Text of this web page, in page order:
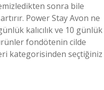
sonra bile
Power Stay Avon ne
kalıcılık ve 10 günlük
fondötenin cilde
kategorisinden seçtiğiniz